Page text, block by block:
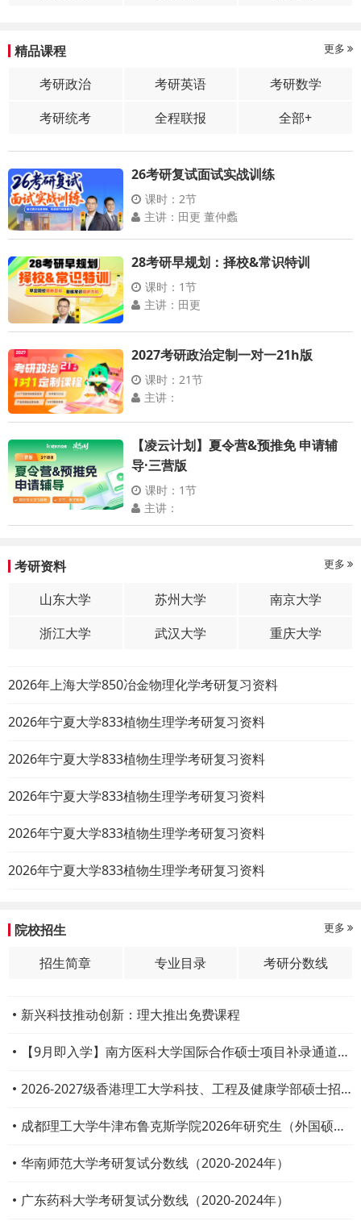
精品课程 更多
考研政治 考研英语
考研数学
考研统考
全程联报 全部+
26考研复试面试实战训练
课时：2节
主讲：田更 董仲蠡
28考研早规划：择校&常识特训
课时：1节
主讲：田更
2027考研政治定制一对一21h版
课时：21节
主讲：
【凌云计划】夏令营&预推免 申请辅
导·三营版
课时：1节
主讲：
考研资料 更多
山东大学 苏州大学
南京大学
浙江大学
武汉大学 重庆大学
2026年上海大学850冶金物理化学考研复习资料
2026年宁夏大学833植物生理学考研复习资料
2026年宁夏大学833植物生理学考研复习资料
2026年宁夏大学833植物生理学考研复习资料
2026年宁夏大学833植物生理学考研复习资料
2026年宁夏大学833植物生理学考研复习资料
院校招生 更多
招生简章 专业目录 考研分数线
新兴科技推动创新：理大推出免费课程
【9月即入学】南方医科大学国际合作硕士项目补录通道开启
2026-2027级香港理工大学科技、工程及健康学部硕士招生
成都理工大学牛津布鲁克斯学院2026年研究生（外国硕士学位）招生启动
华南师范大学考研复试分数线（2020-2024年）
广东药科大学考研复试分数线（2020-2024年）